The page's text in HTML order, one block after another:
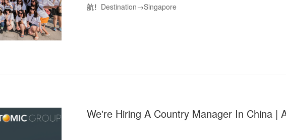
航！Destination→Singapore
We're Hiring A Country Manager In China |